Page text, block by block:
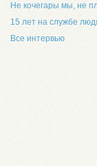
Не кочегары мы, не
15 лет на службе
Все интервью